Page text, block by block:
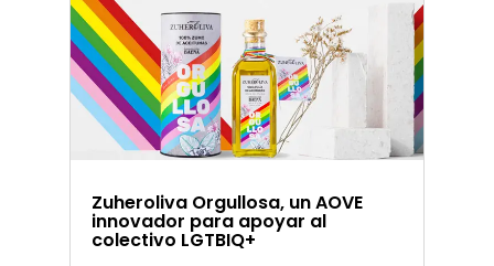
Zuheroliva Orgullosa, un AOVE
innovador para apoyar al
colectivo LGTBIQ+